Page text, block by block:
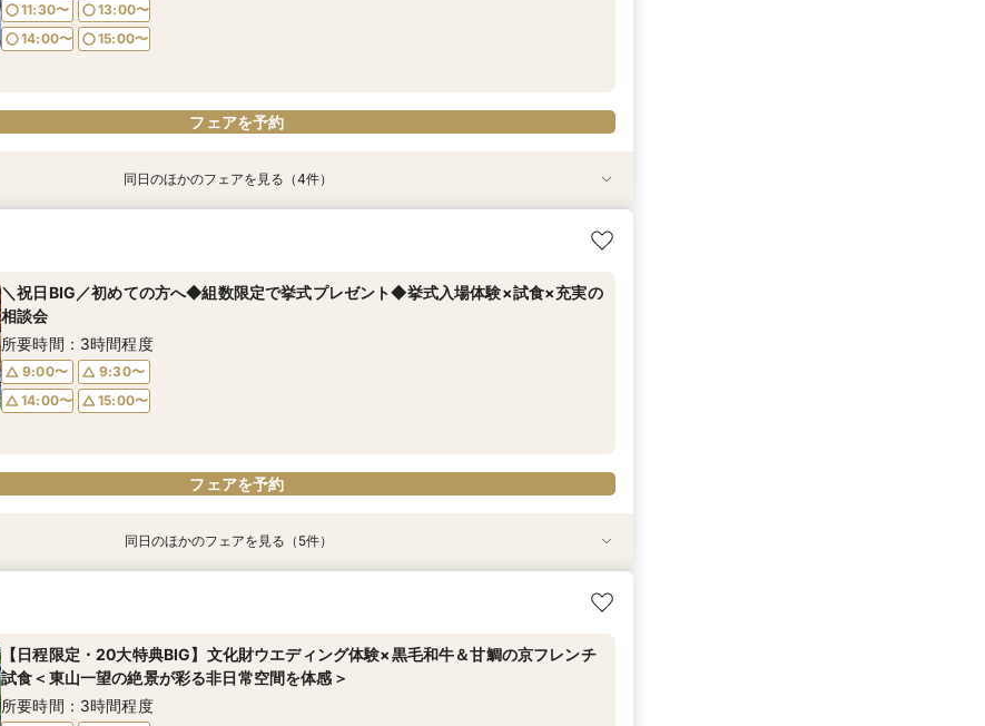
11:30〜
13:00〜
14:00〜
15:00〜
フェアを予約
【東京開催】関東在住の方必見《フナツル》出張ご相談会＆お打合せ【式場選び～結
も！
所要時間：3時間程度
14:00〜 16:00〜
週1限定◆国登録有形文化財をじっくり見学×受賞歴多数のシェフが織り成すスペシャ
所要時間：3時間程度
11:30〜
14:00〜
15:00〜
11:30〜
13:00〜
14:00〜
11:30〜
13:00〜
14:00〜
同日のほかのフェアを見る（4件）
＼祝日BIG／初めての方へ◆組数限定で挙式プレゼント◆挙式入場体験×試食×充実の
相談会
所要時間：3時間程度
9:00〜
9:30〜
14:00〜
15:00〜
フェアを予約
9:00〜
9:30〜
14:00〜
15:00〜
所要時間：3時間程度
9:00〜
9:30〜
14:00〜
15:00〜
9:00〜
9:30〜
14:00〜
15:00〜
【料理重視の方へ】3組限定◆7大特典付き京フレンチ試食会 ＜東山を望む絶景空間
所要時間：3時間程度
9:00〜
9:30〜
14:00〜
15:00〜
【神社コンシェルジュ相談×神社紹介あり】伝統と絆を大切にする本格和婚を実現！
所要時間：3時間程度
9:00〜
9:30〜
14:00〜
15:00〜
同日のほかのフェアを見る（5件）
【日程限定・20大特典BIG】文化財ウエディング体験×黒毛和牛＆甘鯛の京フレンチ
試食＜東山一望の絶景が彩る非日常空間を体感＞
所要時間：3時間程度